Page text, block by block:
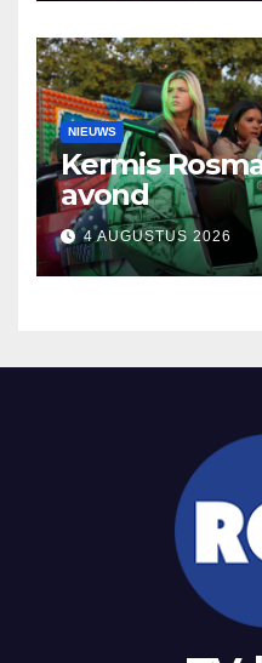
NIEUWS
Kermis
avond
4 AUGUSTUS 2026